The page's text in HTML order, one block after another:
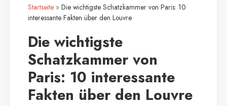
Startseite » Die wichtigste Schatzkammer von Paris: 10
interessante Fakten über den Louvre
Die wichtigste
Schatzkammer von
Paris: 10 interessante
Fakten über den Louvre